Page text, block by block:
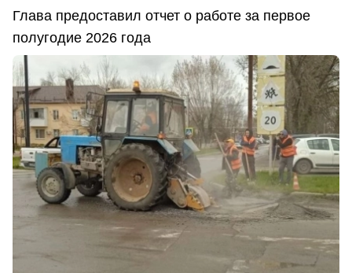
Глава предоставил отчет о работе за первое
полугодие 2026 года